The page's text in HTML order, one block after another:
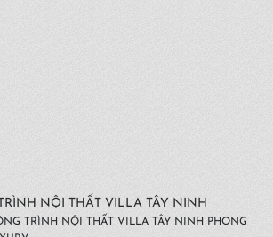
NỘI THẤT VILLA TÂY NINH
TRÌNH NỘI THẤT VILLA TÂY NINH PHONG